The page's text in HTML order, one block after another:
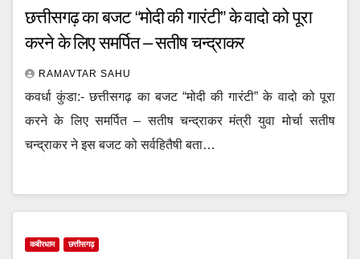
छत्तीसगढ़ का बजट “मोदी की गारंटी” के वादो को पूरा
करने के लिए समर्पित – सतीष चन्द्राकर
RAMAVTAR SAHU
कवर्धा कुंडा:- छत्तीसगढ़ का बजट “मोदी की गारंटी” के वादो को पूरा
करने के लिए समर्पित – सतीष चन्द्राकर मंत्री युवा मोर्चा सतीष
चन्द्राकर ने इस बजट को सर्वहितैषी बता…
कबीरधाम छत्तीसगढ़